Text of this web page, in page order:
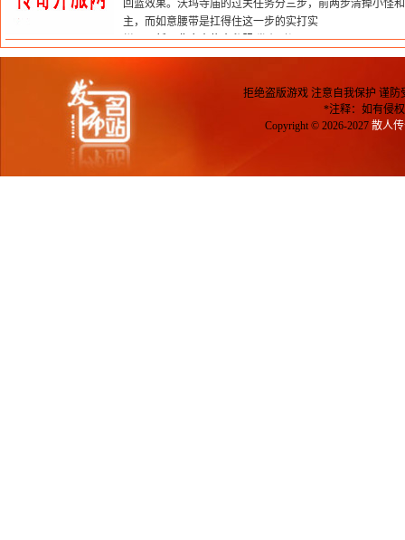
回蓝效果。沃玛寺庙的过关任务分三步，前两步清掉小怪
主，而如意腰带是扛得住这一步的实打实
栏目：新开非合击传奇私服发布时间:2026-01-18
拒绝盗版游戏 注意自我保护 谨
*注释：如有侵
Copyright © 2026-2027 散人